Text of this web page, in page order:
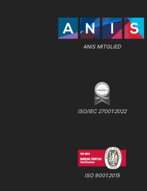
ANIS MITGLIED
ISO/IEC 27001:2022
ISO 9001:2015